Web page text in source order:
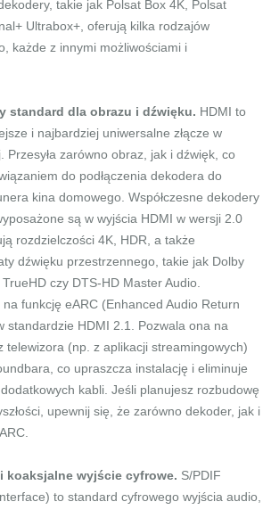
takie jak Polsat Box 4K, Polsat
Ultrabox+, oferują kilka rodzajów
każde z innymi możliwościami i
standard dla obrazu i dźwięku. HDMI to
i najbardziej uniwersalne złącze w
Przesyła zarówno obraz, jak i dźwięk, co
do podłączenia dekodera do
kina domowego. Współczesne dekodery
są w wyjścia HDMI w wersji 2.0
rozdzielczości 4K, HDR, a także
dźwięku przestrzennego, takie jak Dolby
czy DTS-HD Master Audio.
funkcję eARC (Enhanced Audio Return
standardzie HDMI 2.1. Pozwala ona na
telewizora (np. z aplikacji streamingowych)
co upraszcza instalację i eliminuje
kabli. Jeśli planujesz rozbudowę
upewnij się, że zarówno dekoder, jak i
koaksjalne wyjście cyfrowe. S/PDIF
to standard cyfrowego wyjścia audio,